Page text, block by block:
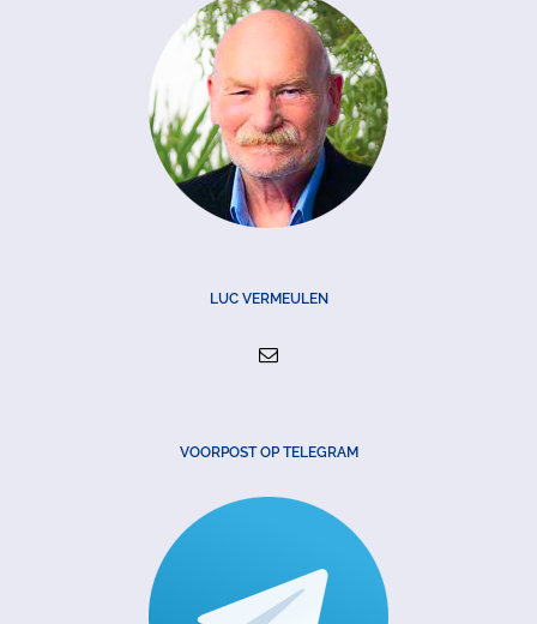
LUC VERMEULEN
VOORPOST OP TELEGRAM